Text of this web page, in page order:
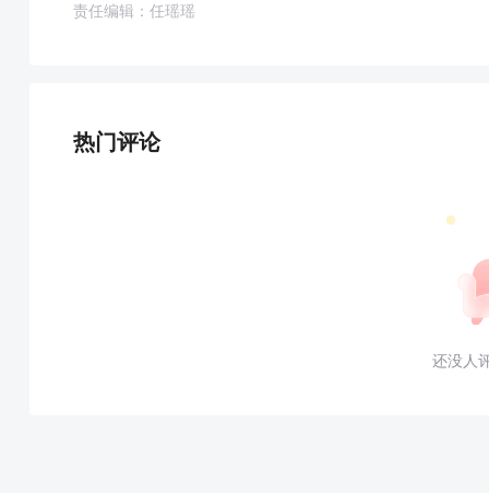
责任编辑：任瑶瑶
热门评论
还没人